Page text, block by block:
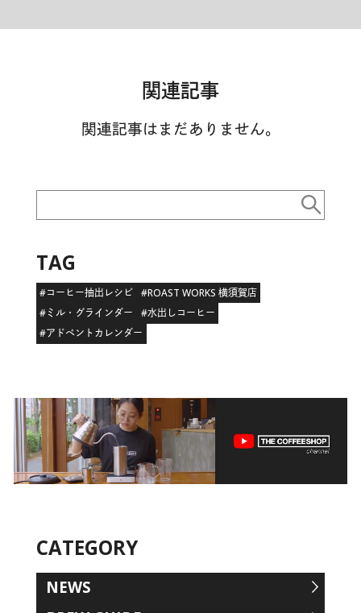
関連記事
関連記事はまだありません。
TAG
#コーヒー抽出レシピ #ROAST WORKS 横須賀店
#ミル・グラインダー
#水出しコーヒー
#アドベントカレンダー
CATEGORY
NEWS